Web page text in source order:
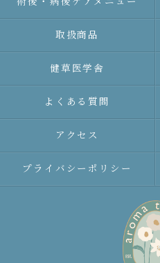
取扱商品
健草医学舎
よくある質問
アクセス
プライバシーポリシー